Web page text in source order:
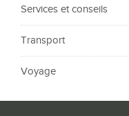
Services et conseils
Transport
Voyage